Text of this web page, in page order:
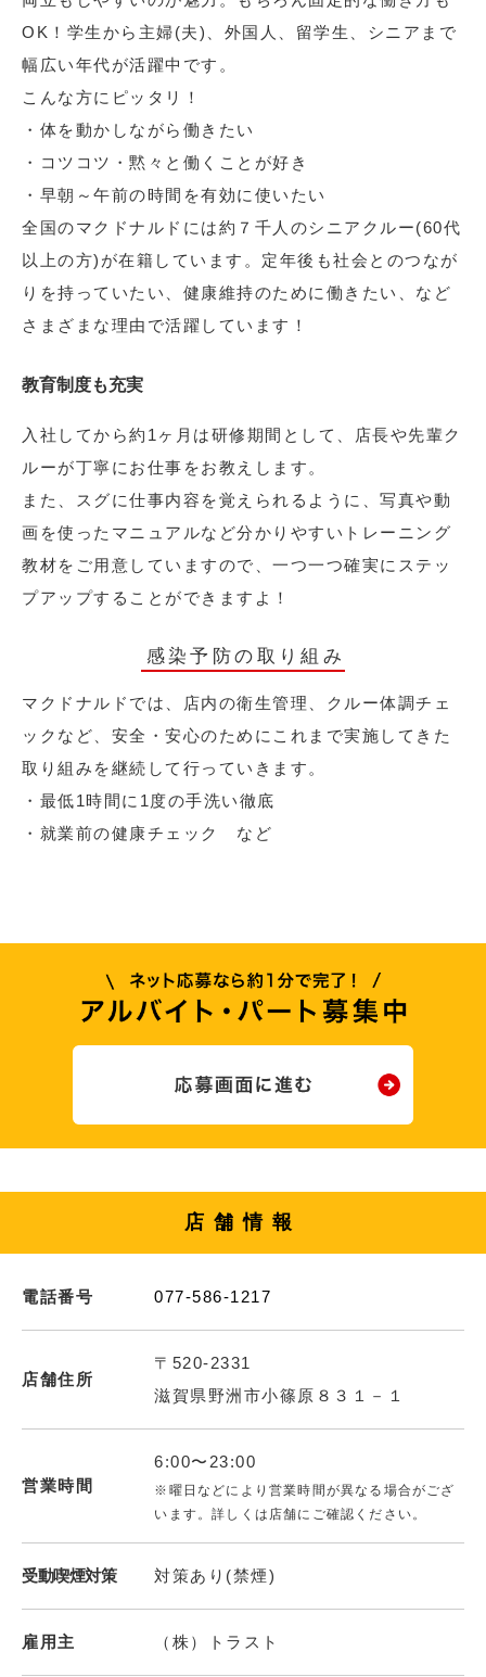
OK！学生から主婦(夫)、外国人、留学生、シニアまで
幅広い年代が活躍中です。
こんな方にピッタリ！
・体を動かしながら働きたい
・コツコツ・黙々と働くことが好き
・早朝～午前の時間を有効に使いたい
全国のマクドナルドには約７千人のシニアクルー(60代
以上の方)が在籍しています。定年後も社会とのつなが
りを持っていたい、健康維持のために働きたい、など
さまざまな理由で活躍しています！
教育制度も充実
入社してから約1ヶ月は研修期間として、店長や先輩ク
ルーが丁寧にお仕事をお教えします。
また、スグに仕事内容を覚えられるように、写真や動
画を使ったマニュアルなど分かりやすいトレーニング
教材をご用意していますので、一つ一つ確実にステッ
プアップすることができますよ！
感染予防の取り組み
マクドナルドでは、店内の衛生管理、クルー体調チェ
ックなど、安全・安心のためにこれまで実施してきた
取り組みを継続して行っていきます。
・最低1時間に1度の手洗い徹底
・就業前の健康チェック など
店舗情報
電話番号 077-586-1217
店舗住所
〒520-2331
滋賀県野洲市小篠原８３１－１
営業時間
6:00〜23:00
※曜日などにより営業時間が異なる場合がござ
います。詳しくは店舗にご確認ください。
受動喫煙対策 対策あり(禁煙)
雇用主 （株）トラスト